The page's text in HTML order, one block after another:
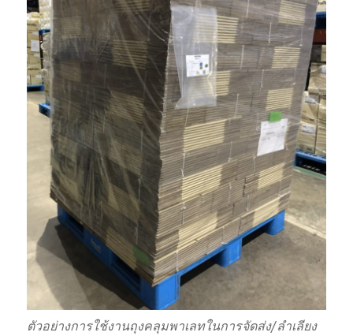
ตัวอย่างการใช้งานถุงคลุมพาเลทในการจัดส่ง/ลำเลียง